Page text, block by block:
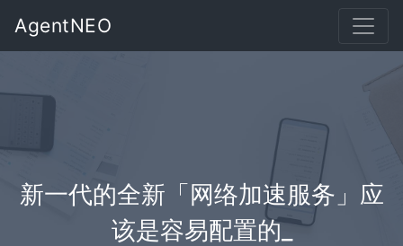
AgentNEO
新一代的全新「网络加速服务」应
该是容_